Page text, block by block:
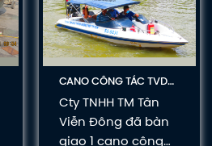
chuần Quốc Tế như
các tàu chuyên
dụng phục vụ công
tác, cao tốc chở
khách, tàu nhà
hàng sang trọng
nhiều tiện nghi.....
CANO CÔNG TÁC TVD-
BI560
Cty TNHH TM Tân
Viễn Đông đã bàn
giao 1 cano công